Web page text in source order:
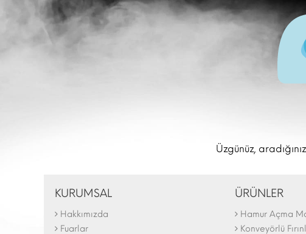
Üzgünüz,
KURUMSAL
Hakkımızda
Fuarlar
ÜRÜNLER
Hamur Açma
Konveyörlü
The Nafem
2025 Fuarı